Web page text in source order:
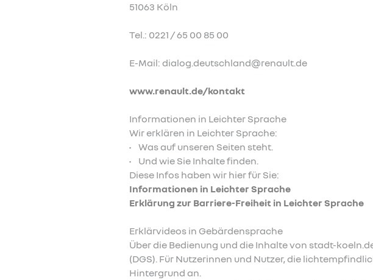
51063 Köln
Tel.: 0221 / 65 00 85 00
E-Mail: dialog.deutschland@renault.de
www.renault.de/kontakt
Informationen in Leichter Sprache
Wir erklären in Leichter Sprache:
• Was auf unseren Seiten steht.
• Und wie Sie Inhalte finden.
Diese Infos haben wir hier für Sie:
Informationen in Leichter Sprache
Erklärung zur Barriere-Freiheit in Leichter Sprache
Erklärvideos in Gebärdensprache
Über die Bedienung und die Inhalte von stadt-
(DGS). Für Nutzerinnen und Nutzer, die
Hintergrund an.